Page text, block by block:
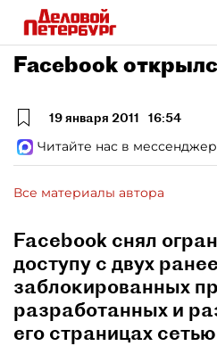
Facebook
19 января 2011 16:54
Читайте нас в
Все материалы автора
Facebook снял
доступу с двух ранее
заблокированных
разработанных и
его страницах